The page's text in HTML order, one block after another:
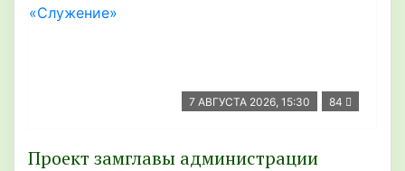
7 АВГУСТА 2026, 15:30 84
Проект замглавы администрации